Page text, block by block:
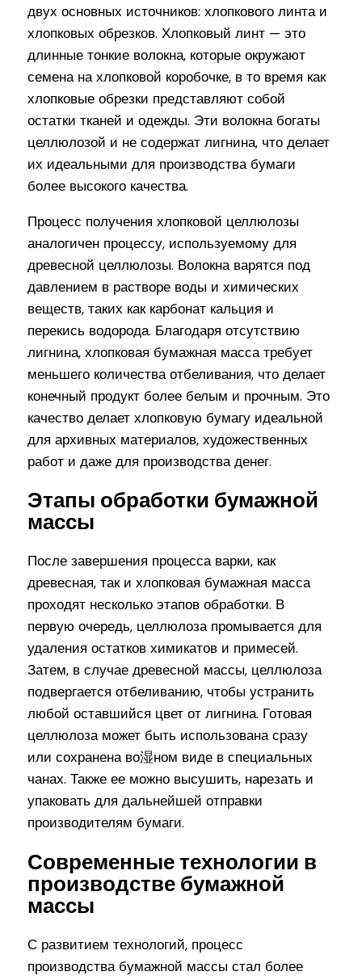
двух основных источников: хлопкового линта и
хлопковых обрезков. Хлопковый линт — это
длинные тонкие волокна, которые окружают
семена на хлопковой коробочке, в то время как
хлопковые обрезки представляют собой
остатки тканей и одежды. Эти волокна богаты
целлюлозой и не содержат лигнина, что делает
их идеальными для производства бумаги
более высокого качества.
Процесс получения хлопковой целлюлозы
аналогичен процессу, используемому для
древесной целлюлозы. Волокна варятся под
давлением в растворе воды и химических
веществ, таких как карбонат кальция и
перекись водорода. Благодаря отсутствию
лигнина, хлопковая бумажная масса требует
меньшего количества отбеливания, что делает
конечный продукт более белым и прочным. Это
качество делает хлопковую бумагу идеальной
для архивных материалов, художественных
работ и даже для производства денег.
Этапы обработки бумажной
массы
После завершения процесса варки, как
древесная, так и хлопковая бумажная масса
проходят несколько этапов обработки. В
первую очередь, целлюлоза промывается для
удаления остатков химикатов и примесей.
Затем, в случае древесной массы, целлюлоза
подвергается отбеливанию, чтобы устранить
любой оставшийся цвет от лигнина. Готовая
целлюлоза может быть использована сразу
или сохранена во湿ном виде в специальных
чанах. Также ее можно высушить, нарезать и
упаковать для дальнейшей отправки
производителям бумаги.
Современные технологии в
производстве бумажной
массы
С развитием технологий, процесс
производства бумажной массы стал более